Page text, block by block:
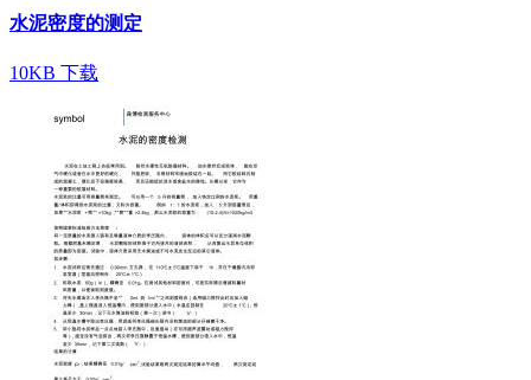
水泥密度的测定
10KB 下载